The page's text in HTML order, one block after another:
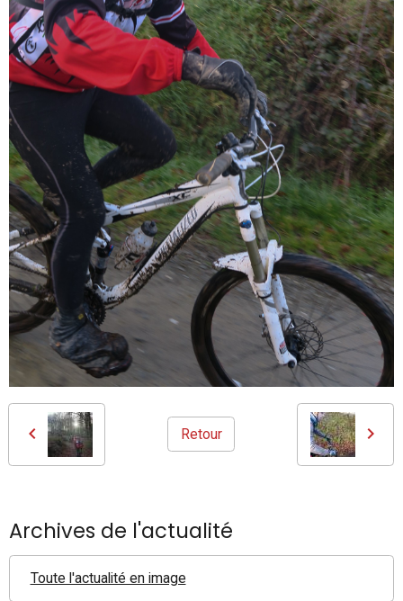
Retour
Archives de l'actualité
Toute l'actualité en image